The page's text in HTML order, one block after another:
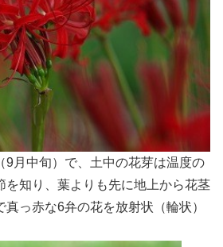
9月中旬）で、土中の花芽は温度の
を知り、葉よりも先に地上から花茎
っ赤な6弁の花を放射状（輪状）